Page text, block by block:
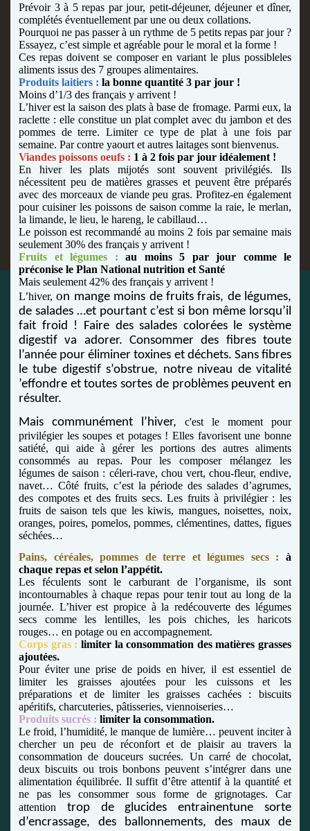
Prévoir 3 à 5 repas par jour, petit-déjeuner, déjeuner et dîner,
complétés éventuellement par une ou deux collations.
Pourquoi ne pas passer à un rythme de 5 petits repas par jour ?
Essayez, c’est simple et agréable pour le moral et la forme !
Ces repas doivent se composer en variant le plus possibleles
aliments issus des 7 groupes alimentaires.
Produits laitiers : la bonne quantité 3 par jour !
Moins d’1/3 des français y arrivent !
L’hiver est la saison des plats à base de fromage. Parmi eux, la
raclette : elle constitue un plat complet avec du jambon et des
pommes de terre. Limiter ce type de plat à une fois par
semaine. Par contre yaourt et autres laitages sont bienvenus.
Viandes poissons oeufs : 1 à 2 fois par jour idéalement !
En hiver les plats mijotés sont souvent privilégiés. Ils
nécessitent peu de matières grasses et peuvent être préparés
avec des morceaux de viande peu gras. Profitez-en également
pour cuisiner les poissons de saison comme la raie, le merlan,
la limande, le lieu, le hareng, le cabillaud…
Le poisson est recommandé au moins 2 fois par semaine mais
seulement 30% des français y arrivent !
Fruits et légumes : au moins 5 par jour comme le
préconise le Plan National nutrition et Santé
Mais seulement 42% des français y arrivent !
L’hiver,on mange moins de fruits frais, de légumes,
de salades …et pourtant c’est si bon même lorsqu’il
fait froid ! Faire des salades colorées le système
digestif va adorer. Consommer des fibres toute
l’année pour éliminer toxines et déchets. Sans fibres
le tube digestif s’obstrue, notre niveau de vitalité
’effondre et toutes sortes de problèmes peuvent en
résulter.
Mais communément l’hiver, c'est le moment pour
privilégier les soupes et potages ! Elles favorisent une bonne
satiété, qui aide à gérer les portions des autres aliments
consommés au repas. Pour les composer mélangez les
légumes de saison : céleri-rave, chou vert, chou-fleur, endive,
navet… Côté fruits, c’est la période des salades d’agrumes,
des compotes et des fruits secs. Les fruits à privilégier : les
fruits de saison tels que les kiwis, mangues, noisettes, noix,
oranges, poires, pomelos, pommes, clémentines, dattes, figues
séchées…
Pains, céréales, pommes de terre et légumes secs : à
chaque repas et selon l’appétit.
Les féculents sont le carburant de l’organisme, ils sont
incontournables à chaque repas pour tenir tout au long de la
journée. L’hiver est propice à la redécouverte des légumes
secs comme les lentilles, les pois chiches, les haricots
rouges… en potage ou en accompagnement.
Corps gras : limiter la consommation des matières grasses
ajoutées.
Pour éviter une prise de poids en hiver, il est essentiel de
limiter les graisses ajoutées pour les cuissons et les
préparations et de limiter les graisses cachées : biscuits
apéritifs, charcuteries, pâtisseries, viennoiseries…
Produits sucrés : limiter la consommation.
Le froid, l’humidité, le manque de lumière… peuvent inciter à
chercher un peu de réconfort et de plaisir au travers la
consommation de douceurs sucrées. Un carré de chocolat,
deux biscuits ou trois bonbons peuvent s’intégrer dans une
alimentation équilibrée. Il suffit d’être attentif à la quantité et
ne pas les consommer sous forme de grignotages. Car
attention trop de glucides entrainentune sorte
d’encrassage, des ballonnements, des maux de